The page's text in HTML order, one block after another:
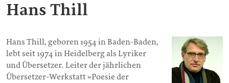
Hans Thill
Hans Thill, geboren 1954 in Baden-Baden,
lebt seit 1974 in Heidelberg als Lyriker
und Übersetzer. Leiter der jährlichen
Übersetzer-Werkstatt »Poesie der